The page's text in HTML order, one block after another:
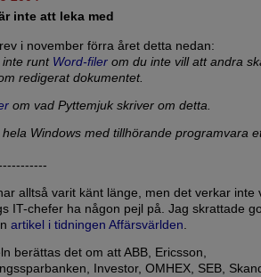
inte att leka med
i november förra året detta nedan:
inte runt Word-filer om du inte vill att andra
redigerat dokumentet.
om vad Pyttemjuk skriver om detta.
hela Windows med tillhörande programvara
alltså varit känt länge, men det verkar inte
IT-chefer ha någon pejl på. Jag skrattade
artikel i tidningen Affärsvärlden.
berättas det om att ABB, Ericsson,
Investor, OMHEX, SEB,